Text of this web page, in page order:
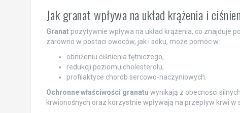
Jak granat wpływa na układ krążenia i
Granatpozytywnie wpływa na układ krążenia, co znajduje
zarówno w postaci owoców, jak i soku, może pomóc w:
obniżeniu ciśnienia tętniczego,
redukcji poziomu cholesterolu,
profilaktyce chorób sercowo-naczyniowych.
Ochronne właściwości granatu wynikają z obecności
krwionośnych oraz korzystnie wpływają na przepływ krwi